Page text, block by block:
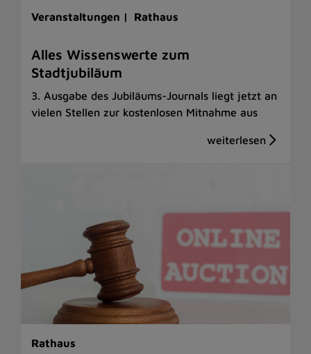
Veranstaltungen | Rathaus
Alles Wissenswerte zum
Stadtjubiläum
3. Ausgabe des Jubiläums-Journals liegt jetzt an
vielen Stellen zur kostenlosen Mitnahme aus
Rathaus